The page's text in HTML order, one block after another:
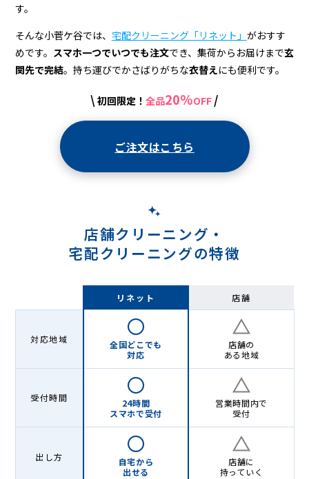
ク
リ
ー
す。
そんな小菅ケ谷では、 宅配クリーニング「リネット」 がおすす
めです。 スマホ一つでいつでも注文でき、集荷からお届けまで玄
関先で完結。持ち運びでかさばりがちな衣替えにも便利です。
\ 初回限定！ 全品20%OFF /
ご注文はこちら
店舗クリーニング・
宅配クリーニングの特徴
リネット 店舗
対応地域
全国どこでも
対応
店舗の
ある地域
受付時間
24時間
スマホで受付
営業時間内で
受付
出し方
自宅から
出せる
店舗に
持っていく